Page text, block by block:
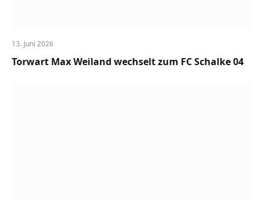
13. Juni 2026
Torwart Max Weiland wechselt zum FC Schalke 04